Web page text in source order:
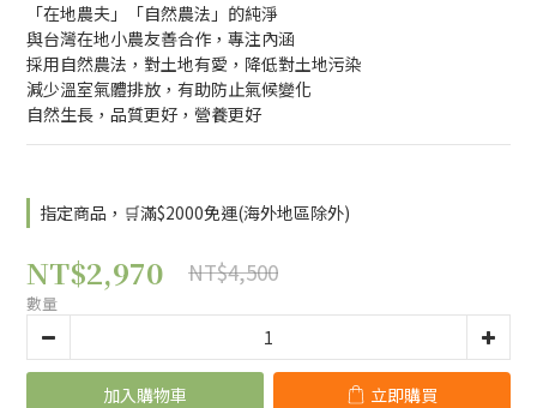
「在地農夫」「自然農法」的純淨
與台灣在地小農友善合作，專注內涵
採用自然農法，對土地有愛，降低對土地污染
減少溫室氣體排放，有助防止氣候變化
自然生長，品質更好，營養更好
指定商品，🛒滿$2000免運(海外地區除外)
NT$2,970 NT$4,500
數量
加入購物車 立即購買